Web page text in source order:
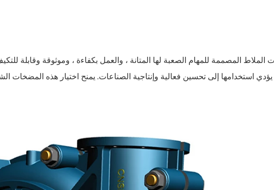
المصممة للمهام الصعبة لها المتانة ، والعمل بكفاءة ، وموثوقة وقابلة
استخدامها إلى تحسين فعالية وإنتاجية الصناعات. يمنح اختيار هذه المضخات